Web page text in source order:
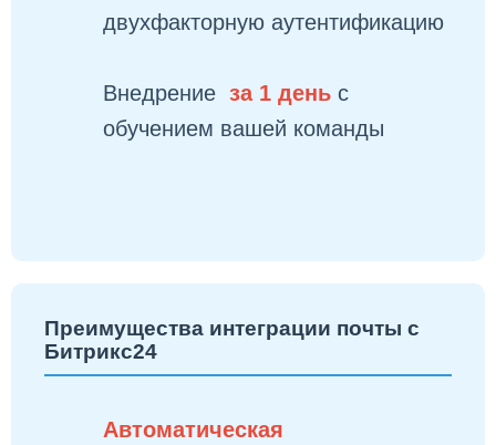
двухфакторную аутентификацию
Внедрение за 1 день с
обучением вашей команды
Преимущества интеграции почты с
Битрикс24
Автоматическая